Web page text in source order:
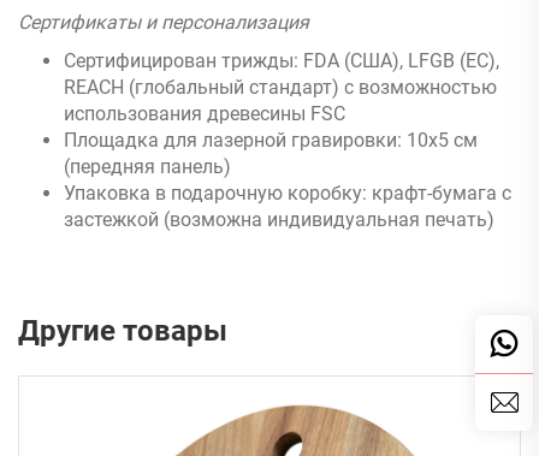
Сертификаты и персонализация
Сертифицирован трижды: FDA (США), LFGB (ЕС),
REACH (глобальный стандарт) с возможностью
использования древесины FSC
Площадка для лазерной гравировки: 10x5 см
(передняя панель)
Упаковка в подарочную коробку: крафт-бумага с
застежкой (возможна индивидуальная печать)
Другие товары